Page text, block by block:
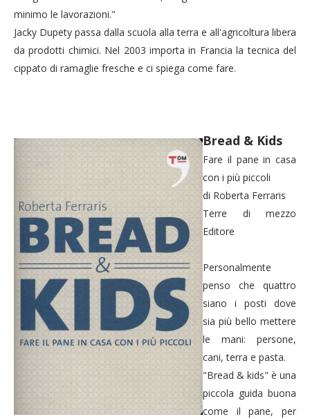
minimo le lavorazioni."
Jacky Dupety passa dalla scuola alla terra e all'agricoltura libera
da prodotti chimici. Nel 2003 importa in Francia la tecnica del
cippato di ramaglie fresche e ci spiega come fare.
Bread & Kids
Fare il pane in casa
con i più piccoli
di Roberta Ferraris
Terre di mezzo
Editore
Personalmente
penso che quattro
siano i posti dove
sia più bello mettere
le mani: persone,
cani, terra e pasta.
"Bread & kids" è una
piccola guida buona
come il pane, per